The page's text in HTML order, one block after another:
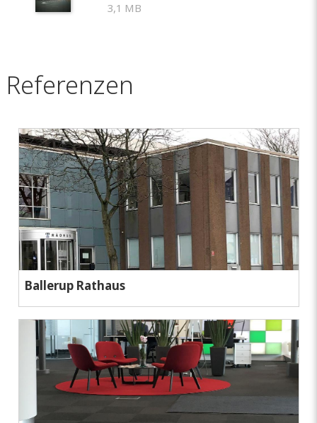
3,1 MB
Referenzen
Ballerup Rathaus